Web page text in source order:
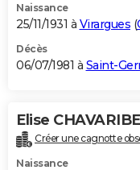
Naissance
25/11/1931 à Virargues (
Décès
06/07/1981 à Saint-
Elise
Créer une cagnotte
Naissance